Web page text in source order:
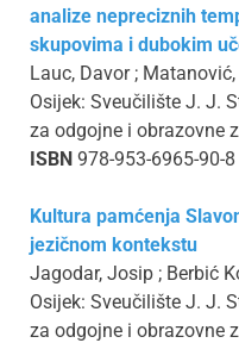
analize nepreciznih
skupovima i dubokim
Lauc, Davor ;
Osijek: Sveučilište J. J.
za odgojne i obrazovne
ISBN 978-953-6965-90-8
Kultura pamćenja
jezičnom kontekstu
Jagodar, Josip ; Berbić
Osijek: Sveučilište J. J.
za odgojne i obrazovne